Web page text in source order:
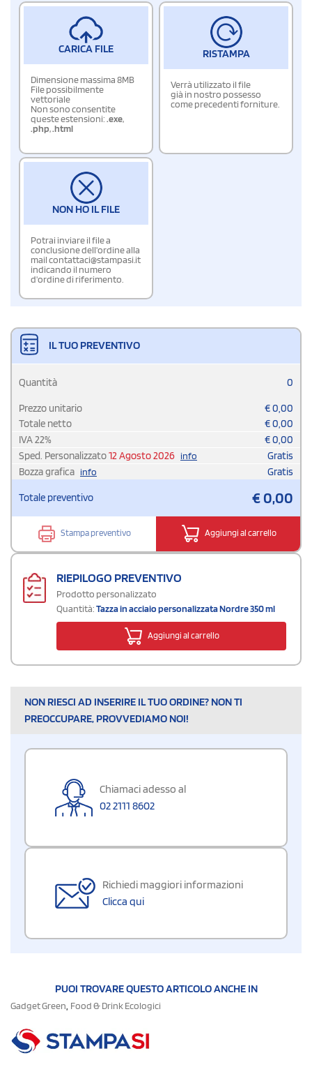
CARICA FILE
Dimensione massima 8MB
File possibilmente
vettoriale
Non sono consentite
queste estensioni:.exe,
.php,.html
RISTAMPA
Verrà utilizzato il file
già in nostro possesso
come precedenti forniture.
NON HO IL FILE
Potrai inviare il file a
conclusione dell'ordine alla
mail contattaci@stampasi.it
indicando il numero
d'ordine di riferimento.
IL TUO PREVENTIVO
Quantità 0
Prezzo unitario €0,00
Totale netto
€0,00
IVA22% €0,00
Sped. Personalizzato12 Agosto 2026 info
Gratis
Bozza grafica info Gratis
Totale preventivo €0,00
Stampa preventivo Aggiungi al carrello
RIEPILOGO PREVENTIVO
Prodotto personalizzato
Quantità:Tazza in acciaio personalizzata Nordre 350 ml
Aggiungi al carrello
NON RIESCI AD INSERIRE IL TUO ORDINE? NON TI
PREOCCUPARE, PROVVEDIAMO NOI!
Chiamaci adesso al
02 2111 8602
Richiedi maggiori informazioni
Clicca qui
PUOI TROVARE QUESTO ARTICOLO ANCHE IN
Gadget Green, Food & Drink Ecologici